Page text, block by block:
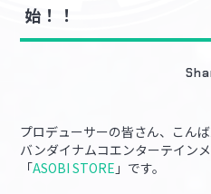
チェックイン
マイデスク設定変更
始！！
プロデューサーの皆さん、こんば
バンダイナムコエンターテイン
「ASOBI STORE 」です。